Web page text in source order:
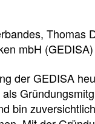
Thomas
mbH
der GEDISA
bin
nh